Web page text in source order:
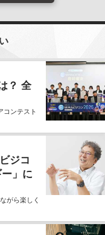
？ 全
コンテスト
ジコ
」に
がら楽しく